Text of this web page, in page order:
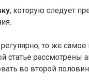
, которую следует
то же самое
статье рассмотрены
во второй